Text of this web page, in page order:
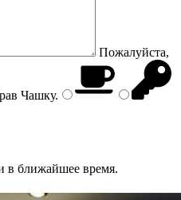
Пожалуйста,
Чашку.
в ближайшее время.